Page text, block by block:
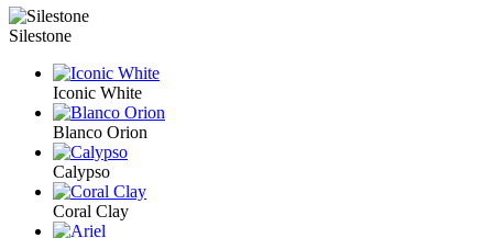
Silestone
Iconic White
Blanco Orion
Calypso
Coral Clay